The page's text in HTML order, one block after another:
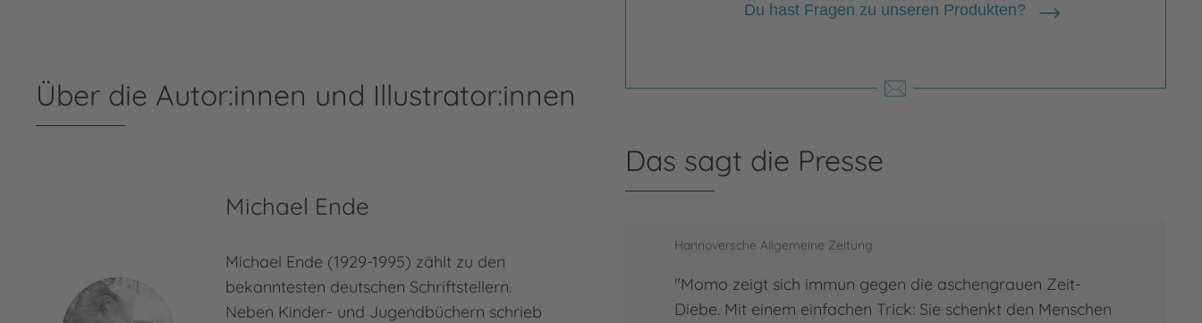
Du hast Fragen zu unseren Produkten?
Über die Autor:innen und Illustrator:innen
Michael Ende
Michael Ende (1929-1995) zählt zu den
bekanntesten deutschen Schriftstellern.
Neben Kinder- und Jugendbüchern schrieb
Das sagt die Presse
Hannoversche Allgemeine Zeitung
"Momo zeigt sich immun gegen die aschengrauen Zeit-
Diebe. Mit einem einfachen Trick: Sie schenkt den Menschen